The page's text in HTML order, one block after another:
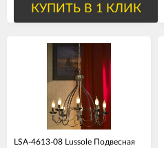
КУПИТЬ В 1 КЛИК
LSA-4613-08 Lussole Подвесная